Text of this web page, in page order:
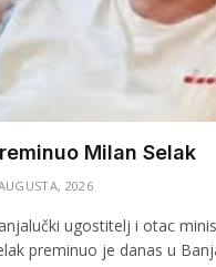
Milan Selak
2026
ugostitelj i otac
preminuo je danas u